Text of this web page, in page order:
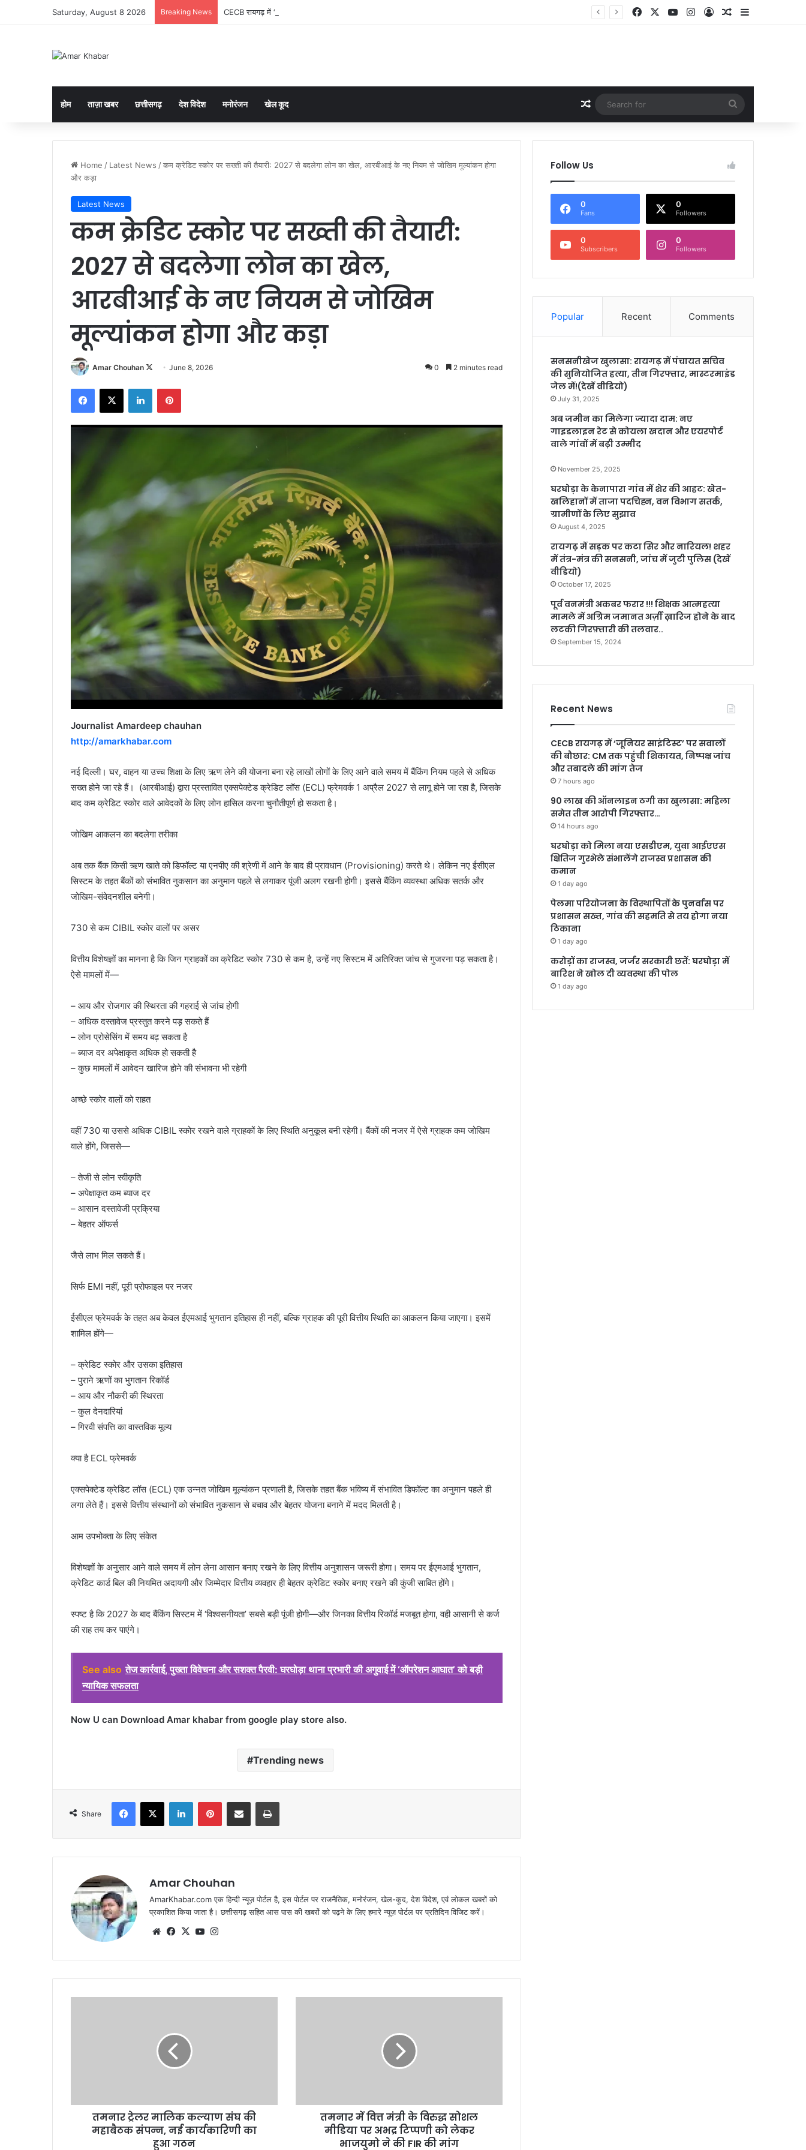
Saturday, August 8 2026 Breaking News CECB रायगढ़ में ‘जूनियर साइंटिस्ट’ पर सवालों की बौछार: CM तक पहुंची शिकायत, निष्पक्ष जांच और तबादले की मांग तेज FacebookYouTubeInstagram
Log InRandom Article
Sidebar
होम ताज़ा खबर छत्तीसगढ़ देश विदेश मनोरंजन खेल कूद Random Article
for
Home / Latest News /कम क्रेडिट स्कोर पर सख्ती की तैयारी: 2027 से बदलेगा लोन का खेल, आरबीआई के नए नियम से जोखिम मूल्यांकन होगा
और कड़ा
Latest News
कम क्रेडिट स्कोर पर सख्ती की तैयारी:
2027 से बदलेगा लोन का खेल,
आरबीआई के नए नियम से जोखिम
मूल्यांकन होगा और कड़ा
Amar Chouhan
FollowJune 8, 2026 0 2 minutes read
Facebook
X LinkedInPinterest
Journalist Amardeep chauhan
http://amarkhabar.com
नई दिल्ली। घर, वाहन या उच्च शिक्षा के लिए ऋण लेने की योजना बना रहे लाखों लोगों के लिए आने वाले समय में बैंकिंग नियम पहले से अधिक
सख्त होने जा रहे हैं। (आरबीआई) द्वारा प्रस्तावित एक्सपेक्टेड क्रेडिट लॉस (ECL) फ्रेमवर्क 1 अप्रैल 2027 से लागू होने जा रहा है, जिसके
बाद कम क्रेडिट स्कोर वाले आवेदकों के लिए लोन हासिल करना चुनौतीपूर्ण हो सकता है।
जोखिम आकलन का बदलेगा तरीका
अब तक बैंक किसी ऋण खाते को डिफॉल्ट या एनपीए की श्रेणी में आने के बाद ही प्रावधान (Provisioning) करते थे। लेकिन नए ईसीएल
सिस्टम के तहत बैंकों को संभावित नुकसान का अनुमान पहले से लगाकर पूंजी अलग रखनी होगी। इससे बैंकिंग व्यवस्था अधिक सतर्क और
जोखिम-संवेदनशील बनेगी।
730 से कम CIBIL स्कोर वालों पर असर
वित्तीय विशेषज्ञों का मानना है कि जिन ग्राहकों का क्रेडिट स्कोर 730 से कम है, उन्हें नए सिस्टम में अतिरिक्त जांच से गुजरना पड़ सकता है।
ऐसे मामलों में—
– आय और रोजगार की स्थिरता की गहराई से जांच होगी
– अधिक दस्तावेज प्रस्तुत करने पड़ सकते हैं
– लोन प्रोसेसिंग में समय बढ़ सकता है
– ब्याज दर अपेक्षाकृत अधिक हो सकती है
– कुछ मामलों में आवेदन खारिज होने की संभावना भी रहेगी
अच्छे स्कोर वालों को राहत
वहीं 730 या उससे अधिक CIBIL स्कोर रखने वाले ग्राहकों के लिए स्थिति अनुकूल बनी रहेगी। बैंकों की नजर में ऐसे ग्राहक कम जोखिम
वाले होंगे, जिससे—
– तेजी से लोन स्वीकृति
– अपेक्षाकृत कम ब्याज दर
– आसान दस्तावेजी प्रक्रिया
– बेहतर ऑफर्स
जैसे लाभ मिल सकते हैं।
सिर्फ EMI नहीं, पूरी प्रोफाइल पर नजर
ईसीएल फ्रेमवर्क के तहत अब केवल ईएमआई भुगतान इतिहास ही नहीं, बल्कि ग्राहक की पूरी वित्तीय स्थिति का आकलन किया जाएगा। इसमें
शामिल होंगे—
– क्रेडिट स्कोर और उसका इतिहास
– पुराने ऋणों का भुगतान रिकॉर्ड
– आय और नौकरी की स्थिरता
– कुल देनदारियां
– गिरवी संपत्ति का वास्तविक मूल्य
क्या है ECL फ्रेमवर्क
एक्सपेक्टेड क्रेडिट लॉस (ECL) एक उन्नत जोखिम मूल्यांकन प्रणाली है, जिसके तहत बैंक भविष्य में संभावित डिफॉल्ट का अनुमान पहले ही
लगा लेते हैं। इससे वित्तीय संस्थानों को संभावित नुकसान से बचाव और बेहतर योजना बनाने में मदद मिलती है।
आम उपभोक्ता के लिए संकेत
विशेषज्ञों के अनुसार आने वाले समय में लोन लेना आसान बनाए रखने के लिए वित्तीय अनुशासन जरूरी होगा। समय पर ईएमआई भुगतान,
क्रेडिट कार्ड बिल की नियमित अदायगी और जिम्मेदार वित्तीय व्यवहार ही बेहतर क्रेडिट स्कोर बनाए रखने की कुंजी साबित होंगे।
स्पष्ट है कि 2027 के बाद बैंकिंग सिस्टम में ‘विश्वसनीयता’ सबसे बड़ी पूंजी होगी—और जिनका वित्तीय रिकॉर्ड मजबूत होगा, वही आसानी से कर्ज
की राह तय कर पाएंगे।
See also तेज कार्रवाई, पुख्ता विवेचना और सशक्त पैरवी: घरघोड़ा थाना प्रभारी की अगुवाई में ‘ऑपरेशन आघात’ को बड़ी
न्यायिक सफलता
Now U can Download Amar khabar from google play store also.
Trending news
Share
Facebook
X LinkedInPinterestShare via Email Print
Amar Chouhan
AmarKhabar.com एक हिन्दी न्यूज़ पोर्टल है, इस पोर्टल पर राजनैतिक, मनोरंजन, खेल-कूद, देश विदेश, एवं लोकल खबरों को
प्रकाशित किया जाता है। छत्तीसगढ़ सहित आस पास की खबरों को पढ़ने के लिए हमारे न्यूज़ पोर्टल पर प्रतिदिन विजिट करें।
WebsiteFacebook
X YouTube
तमनार ट्रेलर मालिक कल्याण संघ की
महाबैठक संपन्न, नई कार्यकारिणी का
हुआ गठन
तमनार में वित्त मंत्री के विरुद्ध सोशल
मीडिया पर अभद्र टिप्पणी को लेकर
भाजयुमो ने की FIR की मांग
Follow Us
0
Fans
0
Followers
0
Subscribers
0
Followers
Popular Recent Comments
सनसनीखेज खुलासा: रायगढ़ में पंचायत सचिव
की सुनियोजित हत्या, तीन गिरफ्तार, मास्टरमाइंड
जेल में!(देखें वीडियो)
July 31, 2025
अब जमीन का मिलेगा ज्यादा दाम: नए
गाइडलाइन रेट से कोयला खदान और एयरपोर्ट
वाले गांवों में बढ़ी उम्मीद
November 25, 2025
घरघोड़ा के केनापारा गांव में शेर की आहट: खेत-
खलिहानों में ताजा पदचिह्न, वन विभाग सतर्क,
ग्रामीणों के लिए सुझाव
August 4, 2025
रायगढ़ में सड़क पर कटा सिर और नारियल! शहर
में तंत्र-मंत्र की सनसनी, जांच में जुटी पुलिस (देखें
वीडियो)
October 17, 2025
पूर्व वनमंत्री अकबर फरार !!! शिक्षक आत्महत्या
मामले में अग्रिम जमानत अर्ज़ी ख़ारिज होने के बाद
लटकी गिरफ़्तारी की तलवार..
September 15, 2024
Recent News
CECB रायगढ़ में ‘जूनियर साइंटिस्ट’ पर सवालों
की बौछार: CM तक पहुंची शिकायत, निष्पक्ष जांच
और तबादले की मांग तेज
7 hours ago
90 लाख की ऑनलाइन ठगी का खुलासा: महिला
समेत तीन आरोपी गिरफ्तार…
14 hours ago
घरघोड़ा को मिला नया एसडीएम, युवा आईएएस
क्षितिज गुरभेले संभालेंगे राजस्व प्रशासन की
कमान
1 day ago
पेलमा परियोजना के विस्थापितों के पुनर्वास पर
प्रशासन सख्त, गांव की सहमति से तय होगा नया
ठिकाना
1 day ago
करोड़ों का राजस्व, जर्जर सरकारी छतें: घरघोड़ा में
बारिश ने खोल दी व्यवस्था की पोल
1 day ago